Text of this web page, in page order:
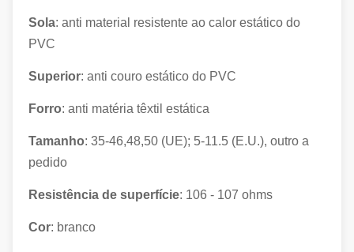
Sola: anti material resistente ao calor estático do
PVC
Superior: anti couro estático do PVC
Forro: anti matéria têxtil estática
Tamanho: 35-46,48,50 (UE); 5-11.5 (E.U.), outro a
pedido
Resistência de superfície: 106 - 107 ohms
Cor: branco